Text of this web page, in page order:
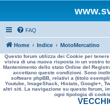
FAQ
Home Indice MotoMercatino
Questo forum utilizza dei Cookie per
visiva di una nuova risposta in un vostro
Mantenimento dello stato Online del
accettano queste condizioni. Sono
software phpBB, relativi a (titolo
Youtube, ImageShack, Histats, Google+,
altri siti. La navigazione su questo forum,
ogni tipologia di